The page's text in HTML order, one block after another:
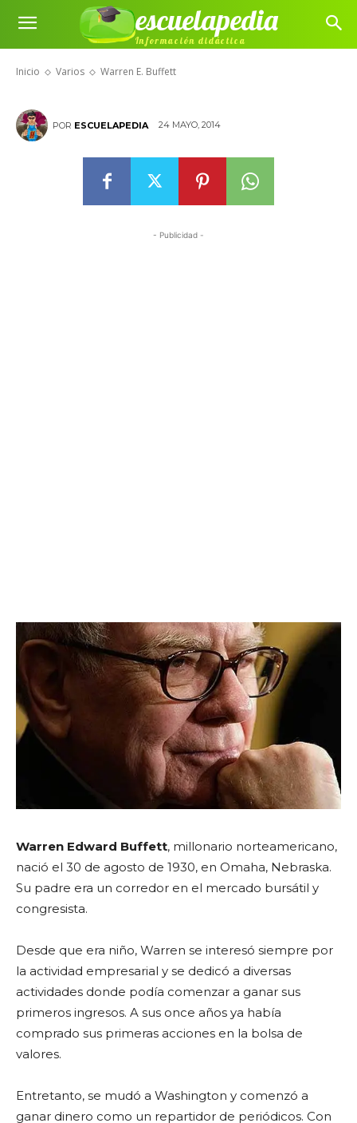
escuelapedia
Información didáctica
Inicio Varios Warren E. Buffett
Warren E. Buffett
POR ESCUELAPEDIA 24 MAYO, 2014
- Publicidad -
Warren Edward Buffett, millonario norteamericano,
nació el 30 de agosto de 1930, en Omaha, Nebraska.
Su padre era un corredor en el mercado bursátil y
congresista.
Desde que era niño, Warren se interesó siempre por
la actividad empresarial y se dedicó a diversas
actividades donde podía comenzar a ganar sus
primeros ingresos. A sus once años ya había
comprado sus primeras acciones en la bolsa de
valores.
Entretanto, se mudó a Washington y comenzó a
ganar dinero como un repartidor de periódicos. Con